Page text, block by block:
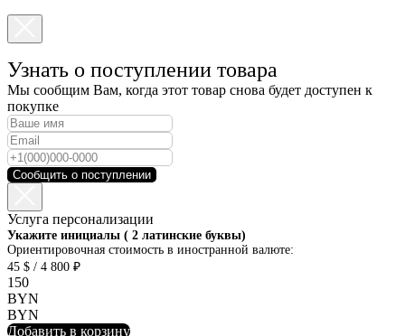
Узнать о поступлении товара
Мы сообщим Вам, когда этот товар снова будет доступен к
покупке
Сообщить о поступлении
Услуга персонализации
Укажите инициалы ( 2 латинские буквы)
Ориентировочная стоимость в иностранной валюте:
45 $ / 4 800 ₽
150
BYN
BYN
Добавить в корзину